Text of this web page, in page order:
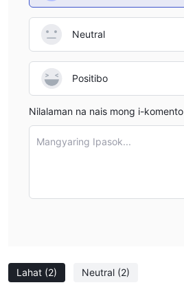
Lahat (2) Neutral (2)
Neutral
Positibo
Nilalaman na nais mong i-komento
Mangyaring Ipasok...